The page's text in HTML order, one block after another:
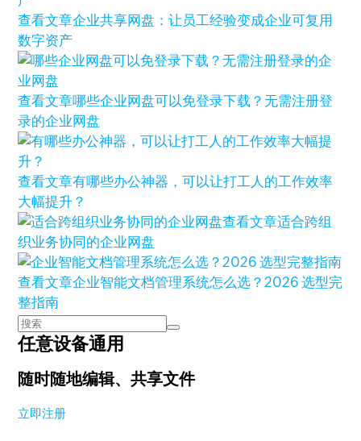
查看文章企业共享网盘：让员工经验变成企业可复用
数字资产
查看文章哪些企业网盘可以免登录下载？无需注册登
录的企业网盘
查看文章有哪些办公神器，可以让打工人的工作效率
大幅提升？
查看文章适合跨组
织业务协同的企业网盘
查看文章企业智能文档管理系统怎么选？2026 选型完
整指南
任意设备通用
随时随地编辑、共享文件
立即注册